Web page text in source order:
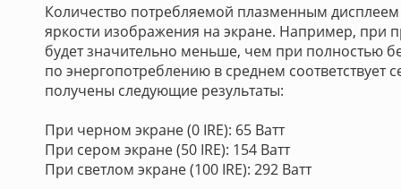
Количество потребляемой плазменным
яркости изображения на экране. Например, при
будет значительно меньше, чем при полностью
по энергопотреблению в среднем соответствует
получены следующие результаты:
При черном экране (0 IRE): 65 Ватт
При сером экране (50 IRE): 154 Ватт
При светлом экране (100 IRE): 292 Ватт